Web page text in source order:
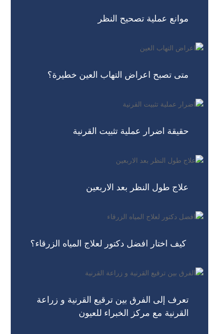
موانع عملية تصحيح النظر
متى تصبح اعراض التهاب العين خطيرة؟
حقيقة اضرار عملية تثبيت القرنية
علاج طول النظر بعد الاربعين
كيف اختار افضل دكتور لعلاج المياه الزرقاء؟
تعرف إلى الفرق بين ترقيع القرنية و زراعة
القرنية مع مركز الخبراء للعيون